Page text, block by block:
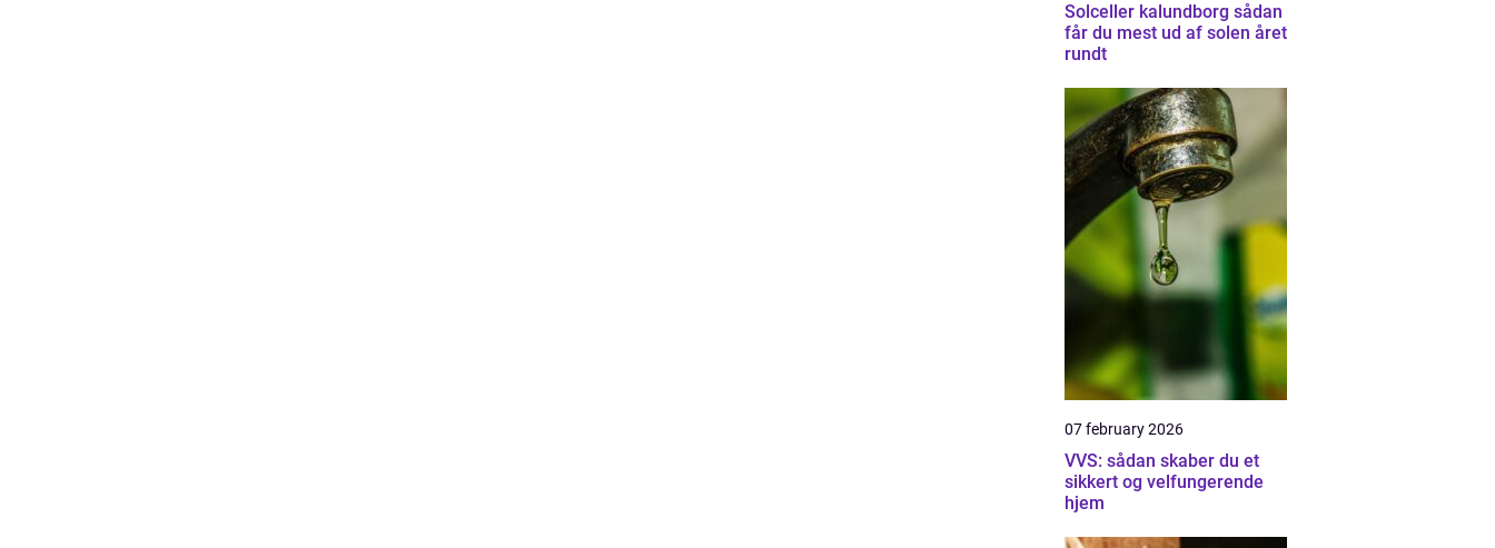
Solceller kalundborg sådan
får du mest ud af solen året
rundt
07 february 2026
VVS: sådan skaber du et
sikkert og velfungerende
hjem